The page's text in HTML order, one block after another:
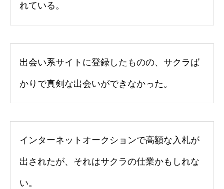
れている。
出会い系サイトに登録したものの、サクラば
かりで真剣な出会いができなかった。
インターネットオークションで高額な入札が
出されたが、それはサクラの仕業かもしれな
い。